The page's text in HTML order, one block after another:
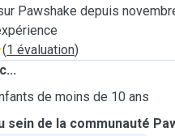
Pawshake depuis
(1 évaluation)
de moins de 10 ans
sein de la communauté